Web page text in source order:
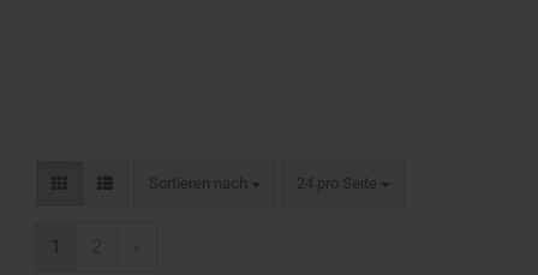
Sortieren nach 24 pro Seite
1